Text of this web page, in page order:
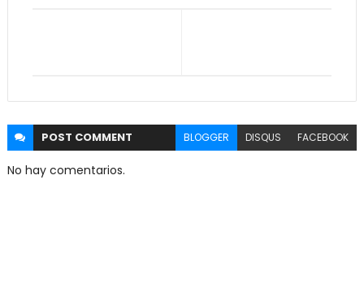
POST COMMENT BLOGGER DISQUS FACEBOOK
No hay comentarios.